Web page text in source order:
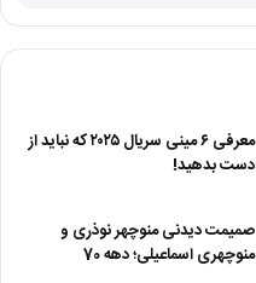
معرفی ۶ مینی سریال ۲۰۲۵ که نباید از
دست بدهید!
صمیمت دیدنی منوچهر نوذری و
منوچهری اسماعیلی؛ دهه 70